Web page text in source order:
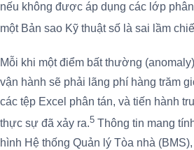
nếu không được áp dụng các lớp
một Bản sao Kỹ thuật số là sai lầm
Mỗi khi một điểm bất thường
vận hành sẽ phải lãng phí hàng trăm
các tệp Excel phân tán, và tiến hành
thực sự đã xảy ra.5 Thông tin mang
hình Hệ thống Quản lý Tòa nhà